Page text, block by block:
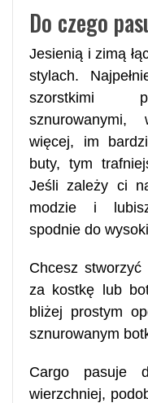
Do czego
Jesienią i zimą
stylach.
szorstkimi
sznurowanymi,
więcej, im
buty, tym
Jeśli zależy ci
modzie i lubisz
spodnie do
Chcesz
za kostkę lub
bliżej prostym
sznurowanym
Cargo pasuje
wierzchniej,